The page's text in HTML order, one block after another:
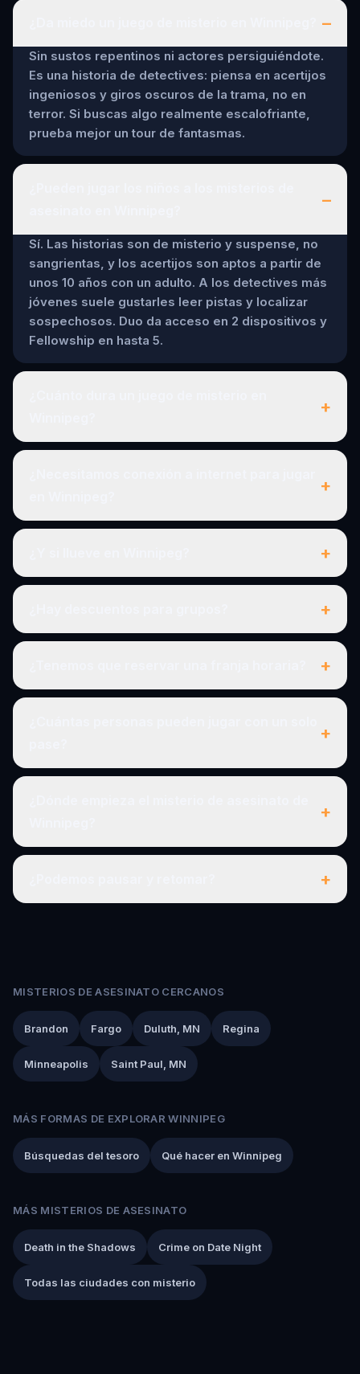
–
Sin sustos repentinos ni actores persiguiéndote.
Es una historia de detectives: piensa en acertijos
ingeniosos y giros oscuros de la trama, no en
terror. Si buscas algo realmente escalofriante,
prueba mejor un tour de fantasmas.
–
Sí. Las historias son de misterio y suspense, no
sangrientas, y los acertijos son aptos a partir de
unos 10 años con un adulto. A los detectives más
jóvenes suele gustarles leer pistas y localizar
sospechosos. Duo da acceso en 2 dispositivos y
Fellowship en hasta 5.
+
+
+
+
+
+
+
+
MISTERIOS DE ASESINATO CERCANOS
Brandon Fargo Duluth, MN Regina
Minneapolis Saint Paul, MN
MÁS FORMAS DE EXPLORAR WINNIPEG
Búsquedas del tesoro Qué hacer en Winnipeg
MÁS MISTERIOS DE ASESINATO
Death in the Shadows Crime on Date Night
Todas las ciudades con misterio